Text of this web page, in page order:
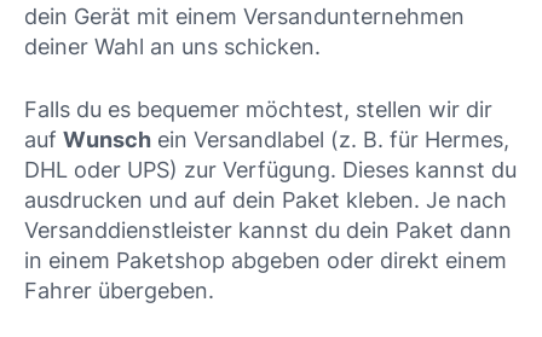
dein Gerät mit einem Versandunternehmen
deiner Wahl an uns schicken.
Falls du es bequemer möchtest, stellen wir dir
auf Wunsch ein Versandlabel (z. B. für Hermes,
DHL oder UPS) zur Verfügung. Dieses kannst du
ausdrucken und auf dein Paket kleben. Je nach
Versanddienstleister kannst du dein Paket dann
in einem Paketshop abgeben oder direkt einem
Fahrer übergeben.